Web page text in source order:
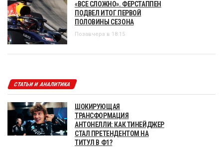
«ВСЕ СЛОЖНО». ФЕРСТАППЕН
ПОДВЕЛ ИТОГ ПЕРВОЙ
ПОЛОВИНЫ СЕЗОНА
Позавчера в 18:15
СТАТЬИ И АНАЛИТИКА
ШОКИРУЮЩАЯ
ТРАНСФОРМАЦИЯ
АНТОНЕЛЛИ: КАК ТИНЕЙДЖЕР
СТАЛ ПРЕТЕНДЕНТОМ НА
ТИТУЛ В Ф1?